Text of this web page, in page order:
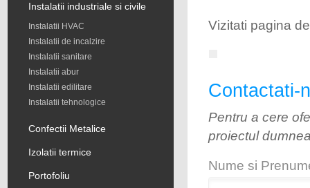
Instalatii industriale si civile
Instalatii HVAC
Instalatii de incalzire
Instalatii sanitare
Instalatii abur
Instalatii edilitare
Instalatii tehnologice
Confectii Metalice
Izolatii termice
Portofoliu
Vizitati pagina
Contactati-
Pentru a cere
proiectul
Nume si